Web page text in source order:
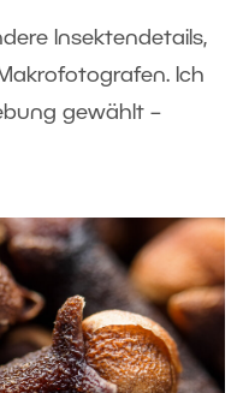
Insektendetails,
Ich
gewählt –